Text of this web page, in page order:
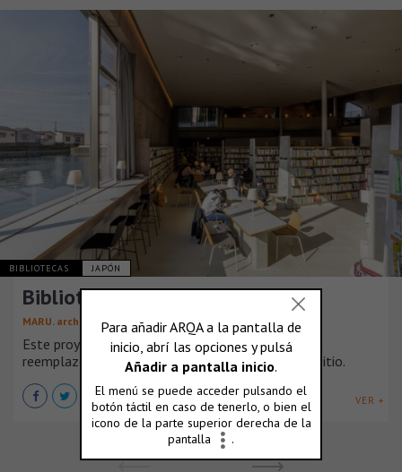
BIBLIOTECAS JAPÓN
Biblioteca cívica de Matsubara
MARU. architecture
Este proyecto en Matsubara, Prefectura de Osaka
reemplazó una biblioteca existente en el mismo sitio.
VER +